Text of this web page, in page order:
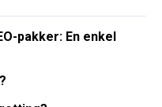
pakker: En enkel